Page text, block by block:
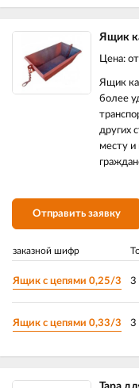
Ящик
Цена: от
Ящик
более
других
месту
Отправить заявку
заказной шифр
Ящик с цепями 0,25/3 3
Ящик с цепями 0,33/3 3